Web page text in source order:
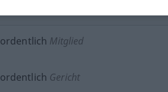
ordentlich Mitglied
ordentlich Gericht